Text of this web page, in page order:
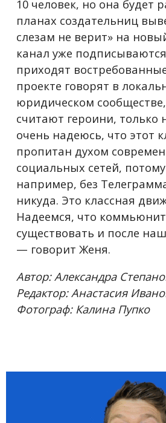
10 человек, но она будет
планах создательниц
слезам не верит» на
канал уже
приходят
проекте говорят в
юридическом
считают героини, только
очень надеюсь, что этот
пропитан духом
социальных сетей,
например, без
никуда. Это классная
Надеемся, что
существовать и после
— говорит Женя.
Автор: Александра
Редактор: Анастасия
Фотограф: Калина Пупко